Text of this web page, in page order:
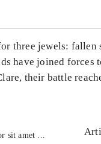
three jewels:
have joined forces
their battle
sit amet ...